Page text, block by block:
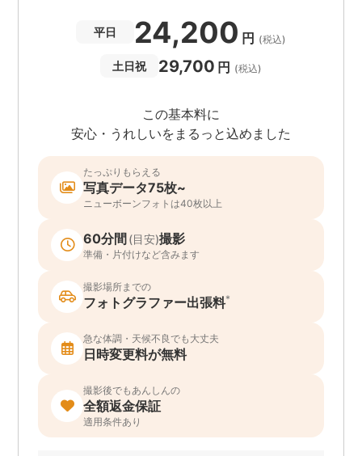
平日 24,200 円 (税込)
土日祝 29,700 円 (税込)
この基本料に
安心・うれしいをまるっと込めました
たっぷりもらえる
写真データ75枚~
ニューボーンフォトは40枚以上
60分間 (目安)撮影
準備・片付けなど含みます
撮影場所までの
フォトグラファー出張料*
急な体調・天候不良でも大丈夫
日時変更料が無料
撮影後でもあんしんの
全額返金保証
適用条件あり